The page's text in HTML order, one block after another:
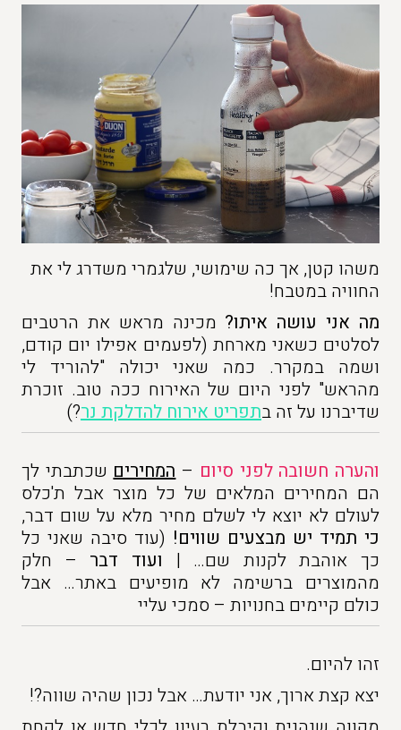
משהו קטן, אך כה שימושי, שלגמרי משדרג לי את
החוויה במטבח!
מה אני עושה איתו? מכינה מראש את הרטבים
לסלטים כשאני מארחת (לפעמים אפילו יום קודם,
ושמה במקרר. כמה שאני יכולה "להוריד לי
מהראש" לפני היום של האירוח ככה טוב. זוכרת
שדיברנו על זה בתפריט אירוח להדלקת נר?)
והערה חשובה לפני סיום – המחירים שכתבתי לך
הם המחירים המלאים של כל מוצר אבל ת'כלס
לעולם לא יוצא לי לשלם מחיר מלא על שום דבר,
כי תמיד יש מבצעים שווים! (עוד סיבה שאני כל
כך אוהבת לקנות שם… | ועוד דבר – חלק
מהמוצרים ברשימה לא מופיעים באתר… אבל
כולם קיימים בחנויות – סמכי עליי
זהו להיום.
יצא קצת ארוך, אני יודעת… אבל נכון שהיה שווה?!